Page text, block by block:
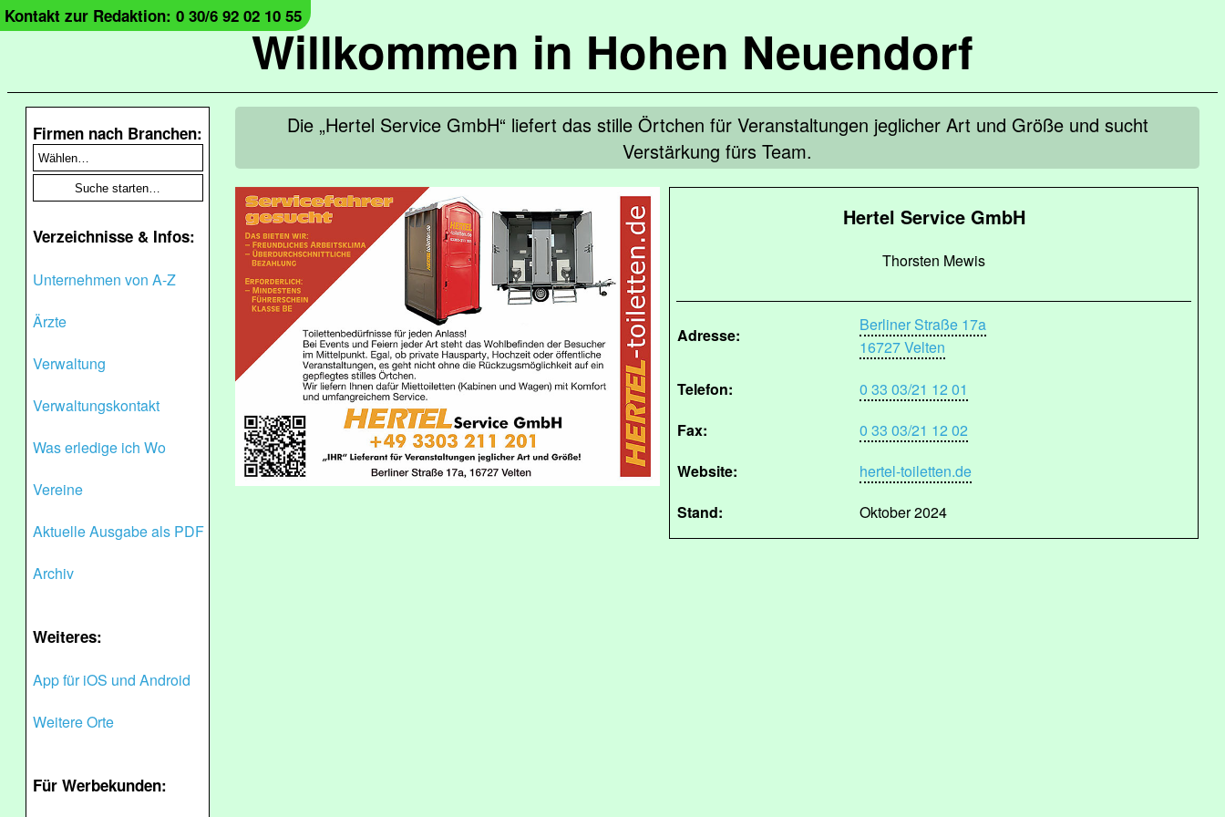
Willkommen in Hohen Neuendorf
Kontakt zur Redaktion: 0 30/6 92 02 10 55
Firmen nach Branchen:
Verzeichnisse & Infos:
Unternehmen von A-Z
Ärzte
Verwaltung
Verwaltungskontakt
Was erledige ich Wo
Vereine
Aktuelle Ausgabe als PDF
Archiv
Weiteres:
App für iOS und Android
Weitere Orte
Für Werbekunden:
Die „Hertel Service GmbH“ liefert das stille Örtchen für Veranstaltungen jeglicher Art und Größe und sucht
Verstärkung fürs Team.
Hertel Service GmbH
Thorsten Mewis
Adresse:
Berliner Straße 17a
16727 Velten
Telefon:
0 33 03/21 12 01
Fax:
0 33 03/21 12 02
Website:
hertel-toiletten.de
Stand:
Oktober 2024